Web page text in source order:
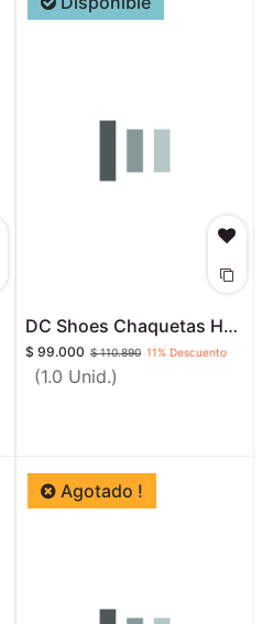
DC Shoes Chaquetas Hombres Ghost Bomber
$ 99.000 $110.890 11% Descuento
(1.0 Unid.)
Agotado !